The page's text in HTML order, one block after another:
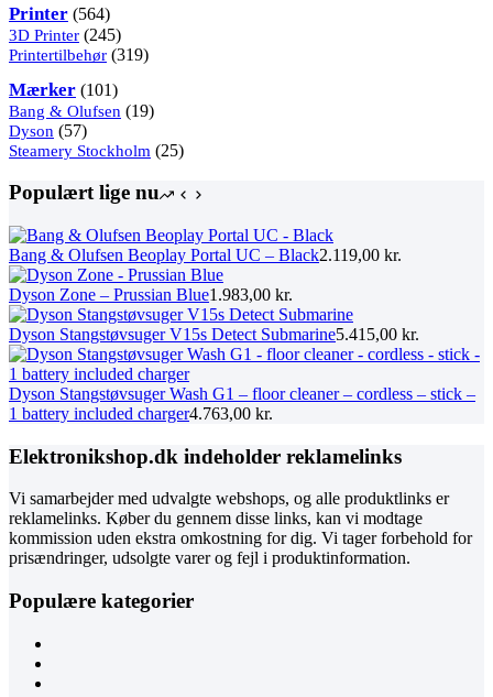
Printer 564564
varer
3D Printer 245245
varer
Printertilbehør 319319
Mærker 101101
varer
Bang & Olufsen 1919
Dyson 5757
varer
Steamery Stockholm 2525
Populært lige nu
Bang & Olufsen Beoplay Portal UC – Black2.119,00 kr.
Dyson Zone – Prussian Blue1.983,00 kr.
Dyson Stangstøvsuger V15s Detect Submarine5.415,00 kr.
Dyson Stangstøvsuger Wash G1 – floor cleaner – cordless – stick –
1 battery included charger4.763,00 kr.
Elektronikshop.dk indeholder reklamelinks
Vi samarbejder med udvalgte webshops, og alle produktlinks er
reklamelinks. Køber du gennem disse links, kan vi modtage
kommission uden ekstra omkostning for dig. Vi tager forbehold for
prisændringer, udsolgte varer og fejl i produktinformation.
Populære kategorier